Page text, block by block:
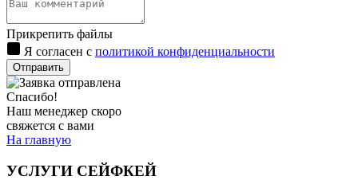
Прикрепить файлы
Я согласен с политикой конфиденциальности
Отправить
Спасибо!
Наш менеджер скоро
свяжется с вами
На главную
УСЛУГИ СЕЙФКЕЙ